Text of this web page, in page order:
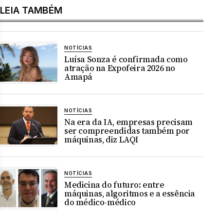
LEIA TAMBÉM
NOTÍCIAS
Luísa Sonza é confirmada como
atração na Expofeira 2026 no
Amapá
NOTÍCIAS
Na era da IA, empresas precisam
ser compreendidas também por
máquinas, diz LAQI
NOTÍCIAS
Medicina do futuro: entre
máquinas, algoritmos e a essência
do médico-médico